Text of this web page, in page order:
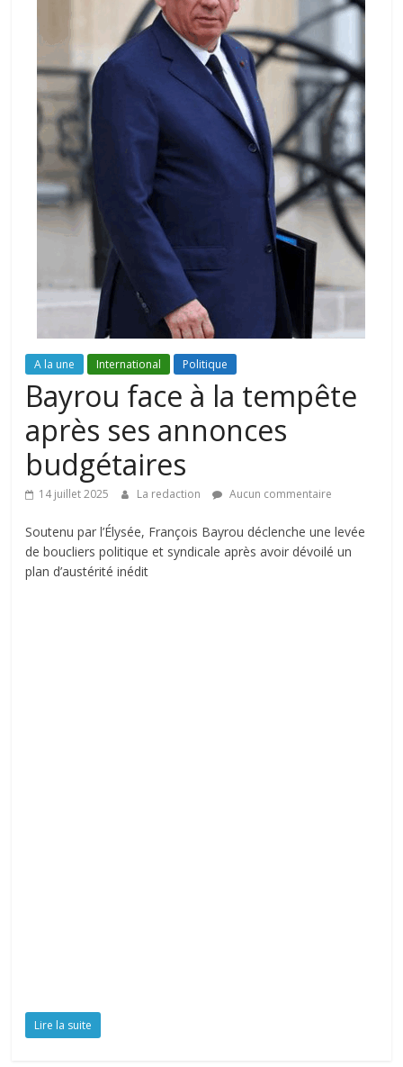
A la une International Politique
Bayrou face à la tempête
après ses annonces
budgétaires
14 juillet 2025 La redaction Aucun commentaire
Soutenu par l’Élysée, François Bayrou déclenche une levée
de boucliers politique et syndicale après avoir dévoilé un
plan d’austérité inédit
Lire la suite